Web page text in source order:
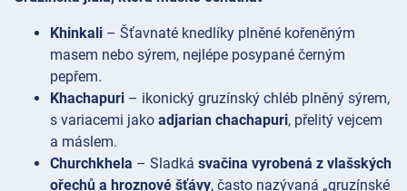
Khinkali – Šťavnaté knedlíky plněné kořeněným
masem nebo sýrem, nejlépe posypané černým
pepřem.
Khachapuri – ikonický gruzínský chléb plněný sýrem,
s variacemi jako adjarian chachapuri, přelitý vejcem
a máslem.
Churchkhela – Sladká svačina vyrobená z vlašských
ořechů a hroznové šťávy, často nazývaná „gruzínské